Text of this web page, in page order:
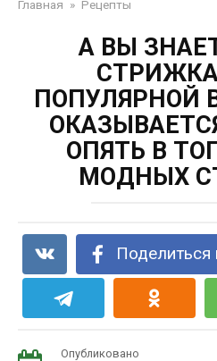
Главная » Рецепты
А ВЫ
ПОПУЛЯРНОЙ
ОПЯТЬ В
МОДНЫХ
Поделиться
Опубликовано